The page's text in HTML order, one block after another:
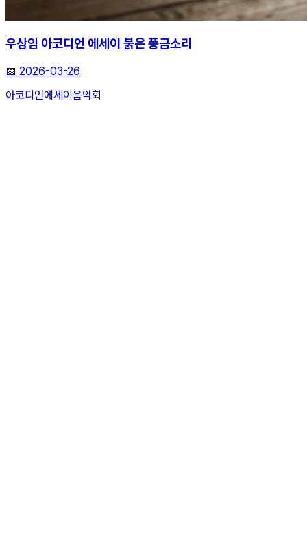
우상임 아코디언 에세이 붉은 풍금소리
📅 2026-03-26
아코디언에세이 음악회